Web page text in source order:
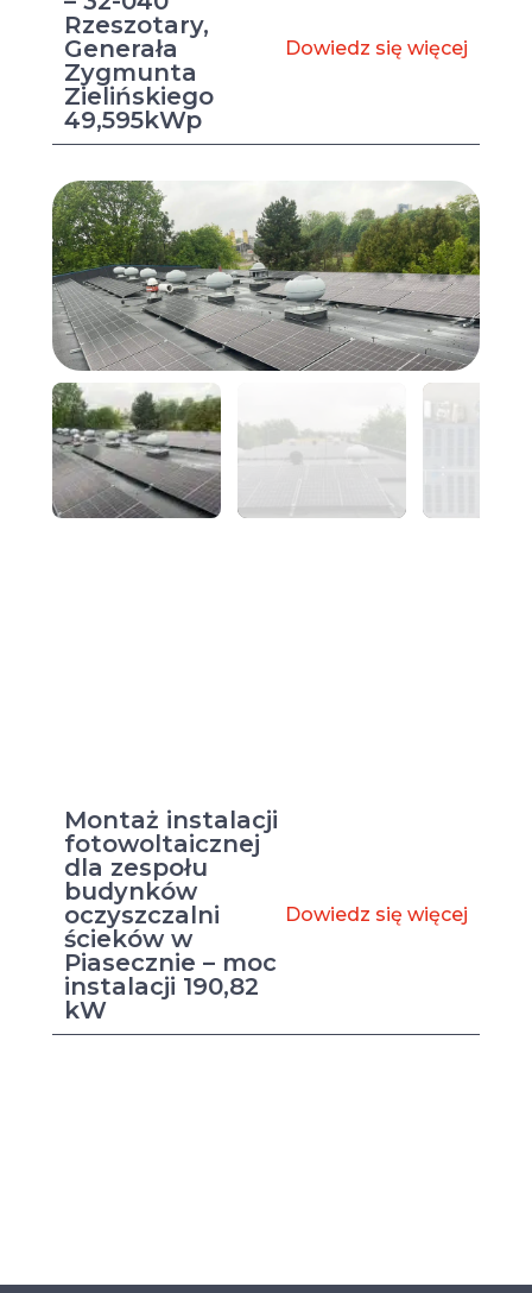
Rzeszotary,
Generała
Zygmunta
Zielińskiego
49,595kWp
Dowiedz się więcej
Montaż instalacji
fotowoltaicznej
dla zespołu
budynków
oczyszczalni
ścieków w
Piasecznie – moc
instalacji 190,82
kW
Dowiedz się więcej